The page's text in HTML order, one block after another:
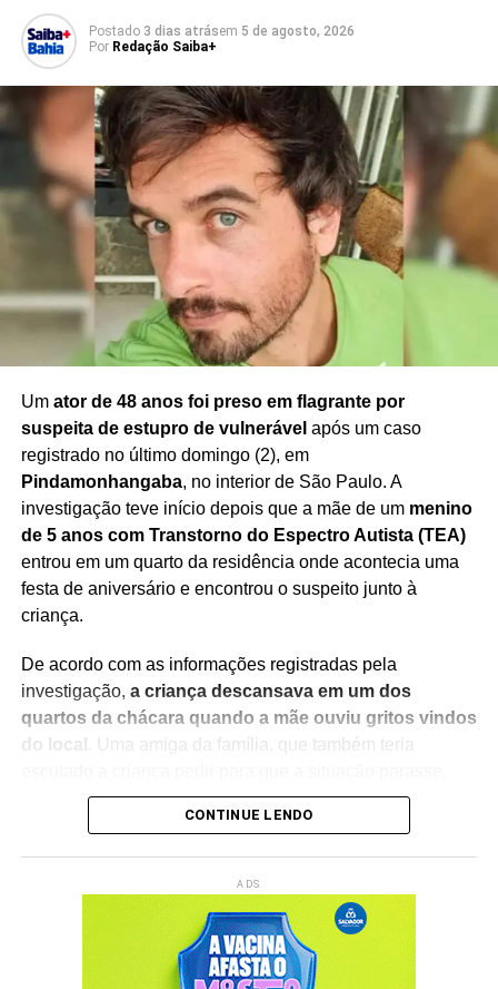
atenção para a necessidade dereforço das medidas de
proteção e segurança no ambiente escolar
especialmente diante de relatos de violência envolvendo
estudantes.
As investigações deverão esclarecer a dinâmica dos
episódios, a participação dos suspeitos e as providências
que serão adotadas pelas autoridades responsáveis pelo
Redação Saiba+
Postado 3 dias atrásem 5 de agosto, 2026
Por Redação Saiba+
Um ator de 48 anos foi preso em flagrante por
suspeita de estupro de vulnerável após um caso
registrado no último domingo (2), em
Pindamonhangaba, no interior de São Paulo. A
investigação teve início depois que a mãe de um menino
de 5 anos com Transtorno do Espectro Autista (TEA)
entrou em um quarto da residência onde acontecia uma
festa de aniversário e encontrou o suspeito junto à
criança.
De acordo com as informações registradas pela
investigação, a criança descansava em um dos
quartos da chácara quando a mãe ouviu gritos vindos
. Uma amiga da família, que também teria
acompanhou a mulher até o cômodo para verificar o que
criança sem roupas sobre a cama. Conforme o boletim
de ocorrência, o menino demonstrava sinais de
desconforto e se queixava de dores. A testemunha relatou
às autoridades que foi responsável por acionar a Polícia
CONTINUE LENDO
ADS